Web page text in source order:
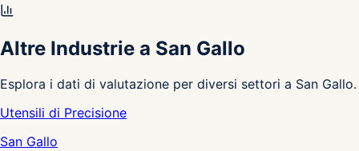
Altre Industrie a San Gallo
Esplora i dati di valutazione per diversi settori a San Gallo.
Utensili di Precisione
San Gallo